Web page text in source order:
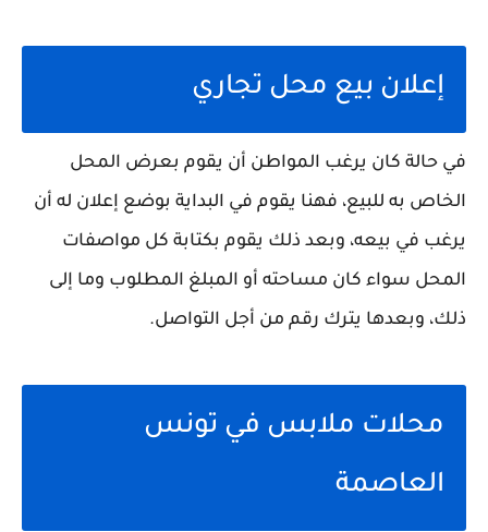
إعلان بيع محل تجاري
في حالة كان يرغب المواطن أن يقوم بعرض المحل
الخاص به للبيع، فهنا يقوم في البداية بوضع إعلان له أن
يرغب في بيعه، وبعد ذلك يقوم بكتابة كل مواصفات
المحل سواء كان مساحته أو المبلغ المطلوب وما إلى
ذلك، وبعدها يترك رقم من أجل التواصل.
محلات ملابس في تونس
العاصمة